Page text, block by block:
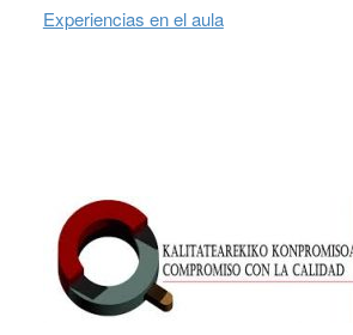
Experiencias en el aula
Footer